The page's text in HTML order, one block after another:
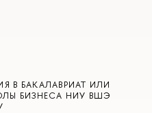
В БАКАЛАВРИАТ ИЛИ
БИЗНЕСА НИУ ВШЭ